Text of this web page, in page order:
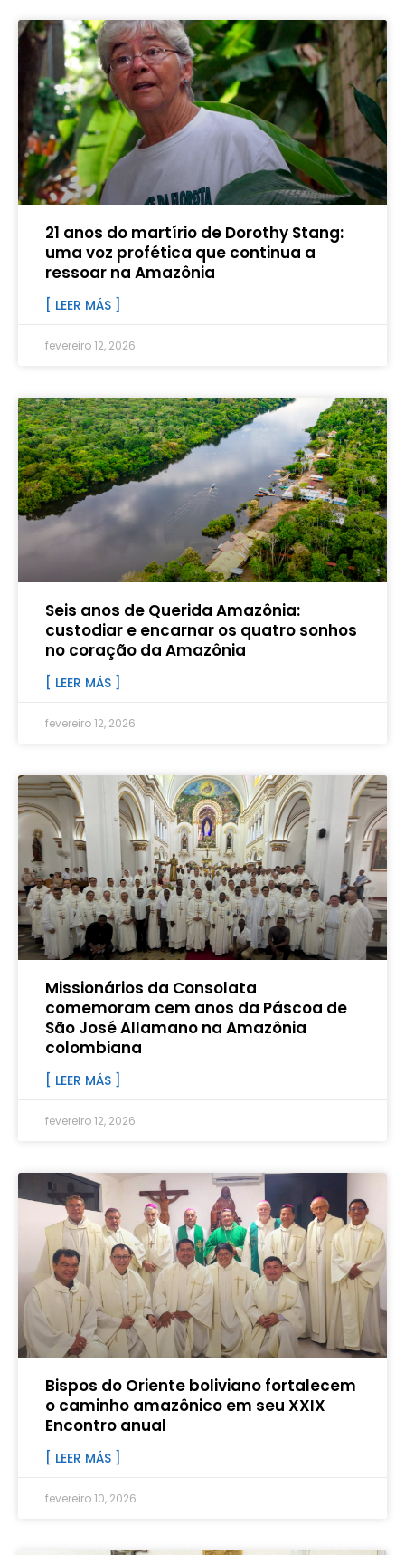
21 anos do martírio de Dorothy Stang:
uma voz profética que continua a
ressoar na Amazônia
[ LEER MÁS ]
fevereiro 12, 2026
Seis anos de Querida Amazônia:
custodiar e encarnar os quatro sonhos
no coração da Amazônia
[ LEER MÁS ]
fevereiro 12, 2026
Missionários da Consolata
comemoram cem anos da Páscoa de
São José Allamano na Amazônia
colombiana
[ LEER MÁS ]
fevereiro 12, 2026
Bispos do Oriente boliviano fortalecem
o caminho amazônico em seu XXIX
Encontro anual
[ LEER MÁS ]
fevereiro 10, 2026